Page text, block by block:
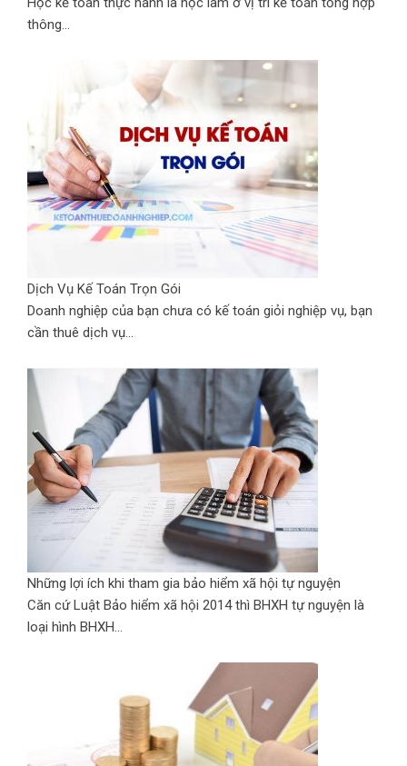
thông...
Dịch Vụ Kế Toán Trọn Gói
Doanh nghiệp của bạn chưa có kế toán giỏi nghiệp vụ, bạn
cần thuê dịch vụ...
Những lợi ích khi tham gia bảo hiểm xã hội tự nguyện
Căn cứ Luật Bảo hiểm xã hội 2014 thì BHXH tự nguyện là
loại hình BHXH...